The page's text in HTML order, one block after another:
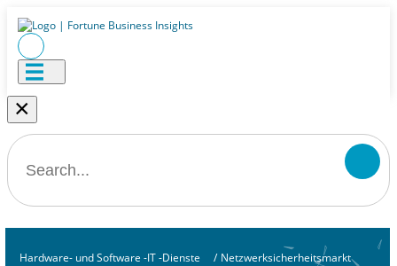
×
Hardware- und Software -IT -Dienste / Netzwerksicherheitsmarkt